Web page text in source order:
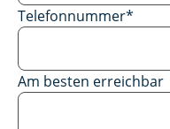
Telefonnummer*
Am besten erreichbar